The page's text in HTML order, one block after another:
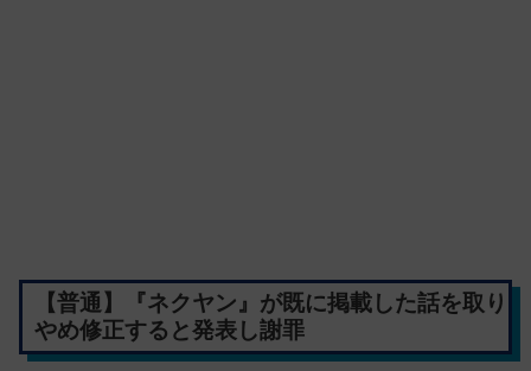
【普通】『ネクヤン』が既に掲載した話を取り
やめ修正すると発表し謝罪